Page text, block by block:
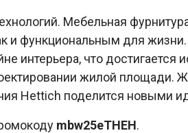
Мебельная
и функциональным для
интерьера, что достигается
жилой площади.
Hettich поделится новыми
mbw25eTHEH.